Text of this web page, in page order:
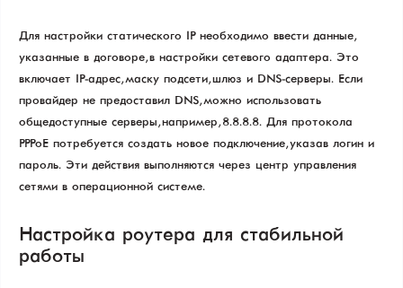
Для настройки статического IP необходимо ввести данные,
указанные в договоре, в настройки сетевого адаптера. Это
включает IP-адрес, маску подсети, шлюз и DNS-серверы. Если
провайдер не предоставил DNS, можно использовать
общедоступные серверы, например, 8.8.8.8. Для протокола
PPPoE потребуется создать новое подключение, указав логин и
пароль. Эти действия выполняются через центр управления
сетями в операционной системе.
Настройка роутера для стабильной
работы